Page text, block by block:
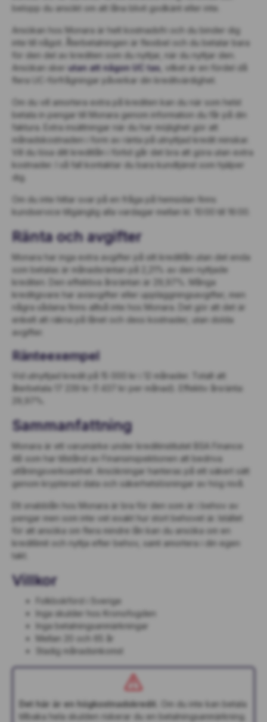
belopp du ansökt om att låna blivit godkänt eller inte.
Ansökan hos Monara är helt kostnadsfri och du binder dig
inte till något. Återbetalningen är flexibel och du betalar bara
för den del av krediten som du nyttjar, när du nyttjar den.
Ansökan sker utan att någon UC tas , vilket är en fördel då
flera UC-förfrågningar påverkar din kreditvärdighet.
Om du vill amortera extra på krediten kan du när som helst
betala in pengar till Monara genom information du får på din
faktura. Extra insättningar när du har möjlighet gör att
månadskostnaden i form av ränta på utnyttjad kredit minskar.
Vill du lösa ditt kreditlån i förtid går det bra att göra utan extra
kostnader. I så fall kontaktar du bara kundtjänst som hjälper
dig.
Om du inte hittar svar på en fråga på hemsidan finns
kundservice tillgänglig alla vardagar mellan kl. 10:00 till 16:00.
Ränta och avgifter
Monara har inga extra avgifter på sitt kreditlån utan det enda
som betalas är månadsräntan på 2,21% av den nyttjade
krediten. Den effektiva årsräntan är 29,97%. Många
kreditgivare har aviavgifter eller uppläggningsavgifter, men
några sådana finns alltså inte hos Monara. Det gör att det är
enkelt att räkna på lånet och dess kostnader, utan dolda
avgifter.
Ränteexempel
Vid utnyttjad kredit på 15 000 kr i 12 månader. Totalt att
återbetala 17 239 kr (1 437 kr per månad). Effektiv årsränta:
Sammanfattning
Monara är ett varumärke under kreditinstitutet BSA Finance
AB som har tillstånd av Finansinspektionen att bedriva
utlåningsverksamhet. Ansökningar hanteras på ett säkert sätt
genom krypterad data och säkerhetslösningar av hög nivå.
Ett snabblån hos Monara är bra för den som är i behov av
pengar men som inte vet exakt hur stort behovet är. Istället
för att ansöka om flera mindre lån kan du ansöka om en
kreditlimit och nyttja efter behov, samt amortera i din egen
takt.
Villkor
Folkbokförd i Sverige
Inga skulder hos Kronofogden
Inga betalningsanmärkningar
Mellan 20 och 65 år
Stadig månadsinkomst
Det här är en högkostnadskredit.
Om du inte kan betala
tillbaka hela skulden riskerar du en betalningsanmärkning.